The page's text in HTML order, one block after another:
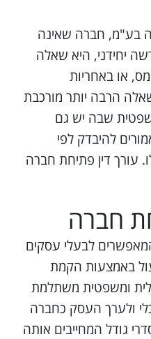
בע"מ, חברה שאינה
יחידני, היא שאלה
או באחריות
הרבה יותר מורכבת
שבה יש גם
להיבדק לפי
עורך דין פתיחת חברה
חברה
לבעלי עסקים
באמצעות הקמת
ומשפטית משתלמת
ולערך העסק כחברה
גודל המחייבים אותה